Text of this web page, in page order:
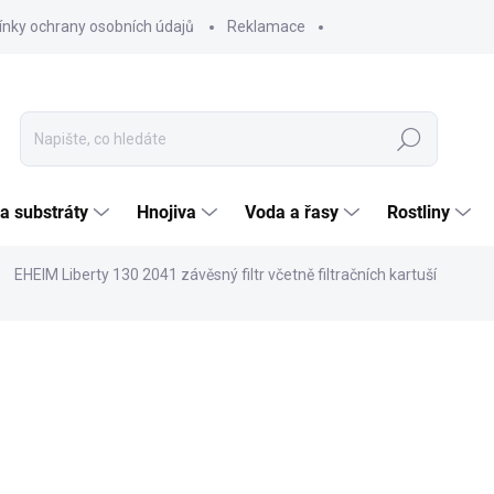
ochrany osobních údajů Reklamace
Hledat
substráty Hnojiva Voda a řasy Rostliny
EHEIM Liberty 130 2041 závěsný filtr včetně filtračních kartuší